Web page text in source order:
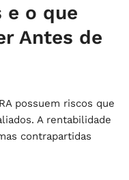
e o que
Antes de
possuem riscos que
A rentabilidade
contrapartidas